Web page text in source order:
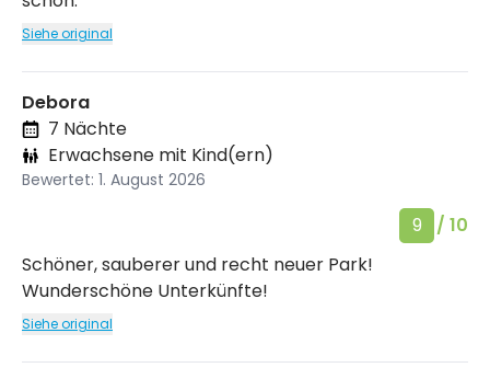
Siehe original
Debora
7 Nächte
Erwachsene mit Kind(ern)
Bewertet: 1. August 2026
9
/ 10
Schöner, sauberer und recht neuer Park!
Wunderschöne Unterkünfte!
Siehe original